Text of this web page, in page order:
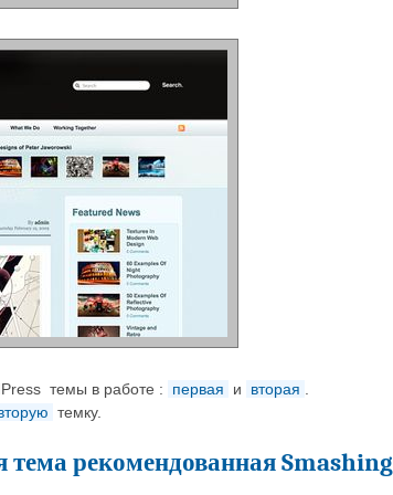
темы в работе : первая и вторая
темку.
рекомендованная Smashing